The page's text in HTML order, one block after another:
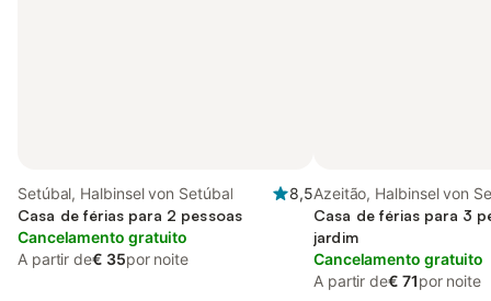
Setúbal, Halbinsel von Setúbal
8,5
Casa de férias para 2 pessoas
Cancelamento gratuito
A partir de€ 35por noite
Azeitão, Halbinsel von
Casa de férias para 3
jardim
Cancelamento gratuito
A partir de€ 71por noite